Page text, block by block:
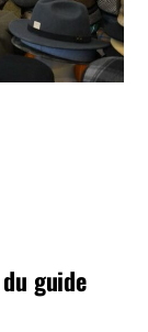
guide